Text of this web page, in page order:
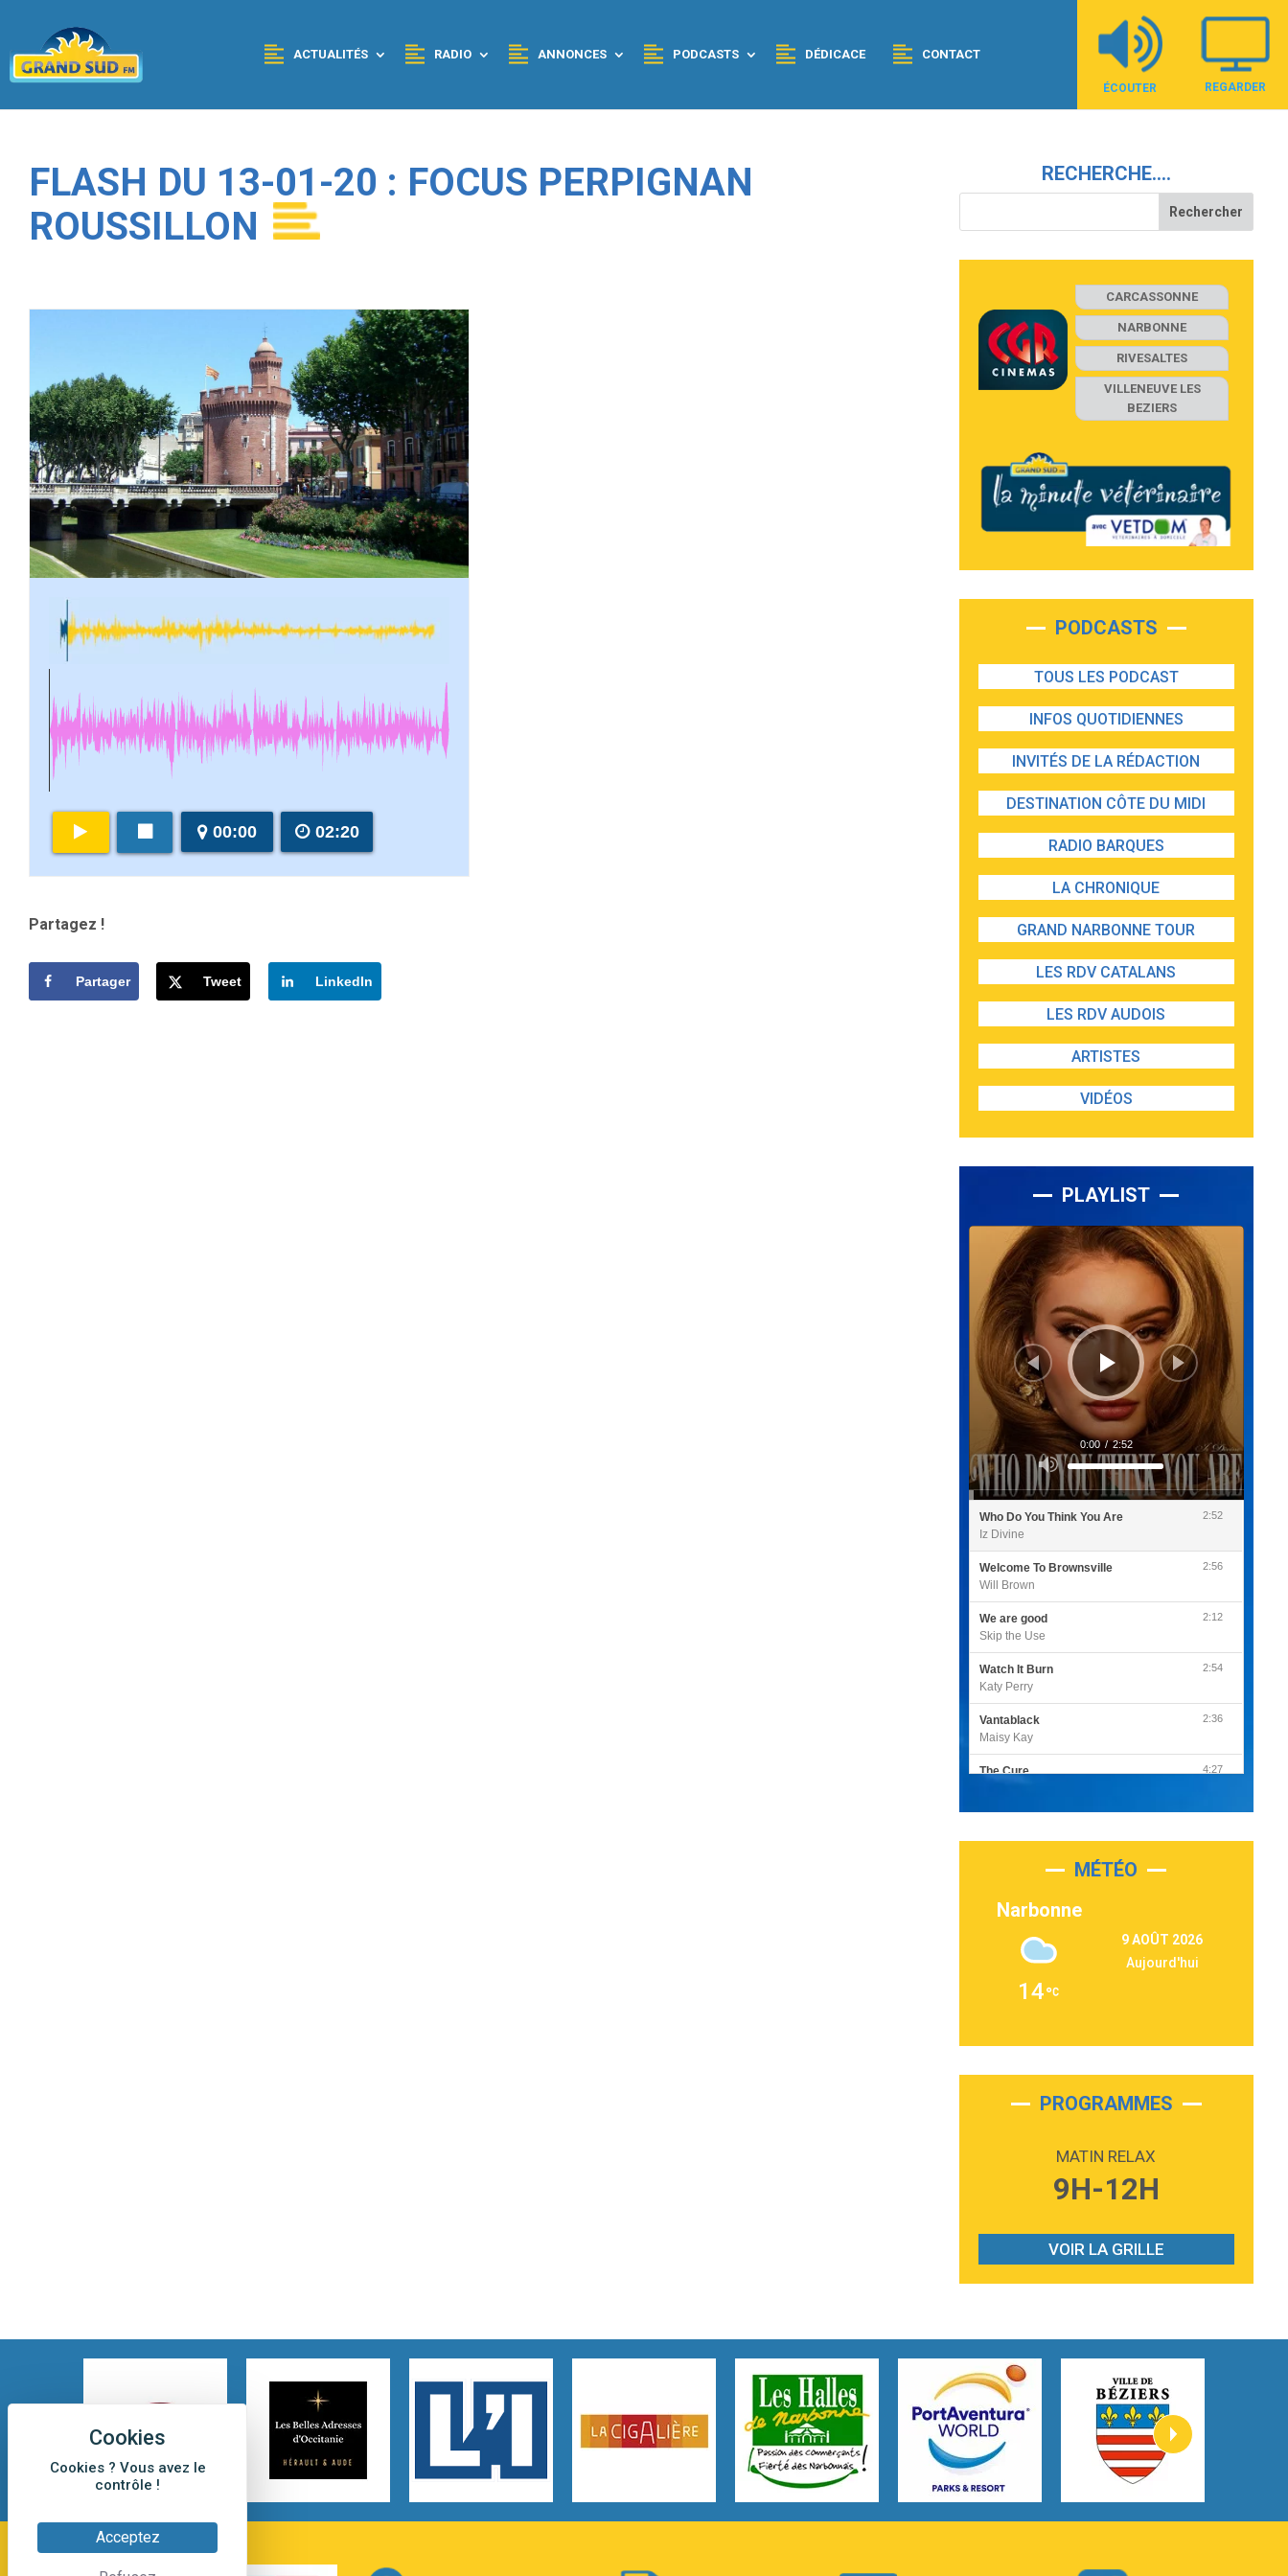
Cookies ? Vous avez le
contrôle !
Acceptez
ACTUALITÉS RADIO ANNONCES PODCASTS DÉDICACE CONTACT
ÉCOUTER REGARDER
FLASH DU 13-01-20 : FOCUS PERPIGNAN
ROUSSILLON
00:00 02:20
Partagez !
Partager Tweet LinkedIn
RECHERCHE….
CARCASSONNE
NARBONNE
RIVESALTES
VILLENEUVE LES
BEZIERS
PODCASTS
TOUS LES PODCAST
INFOS QUOTIDIENNES
INVITÉS DE LA RÉDACTION
DESTINATION CÔTE DU MIDI
RADIO BARQUES
LA CHRONIQUE
GRAND NARBONNE TOUR
LES RDV CATALANS
LES RDV AUDOIS
ARTISTES
VIDÉOS
PLAYLIST
Lecteur
Utilisez
les
flèches
haut/bas
augmenter
le
volume.
0:00 / 2:52
Who Do You Think You Are
Iz Divine
2:52
Welcome To Brownsville
Will Brown
2:56
We are good
Skip the Use
2:12
Watch It Burn
Katy Perry
2:54
Vantablack
Maisy Kay
2:36
The Cure
4:27
Luke Combs
Second Chance
Martin Garrix & Ed Sheeran
Alex Warren
On My Soul
2:28
Phoebe Bridgers
Gracie Abrams
Heaven On Your Mind
Kygo
Heart On Fire
Lovecats
Hate that i made you love me
Ariana Grande –
MÉTÉO
Narbonne
14
9 AOÛT 2026
Aujourd'hui
PROGRAMMES
MATIN RELAX
9H-12H
VOIR LA GRILLE